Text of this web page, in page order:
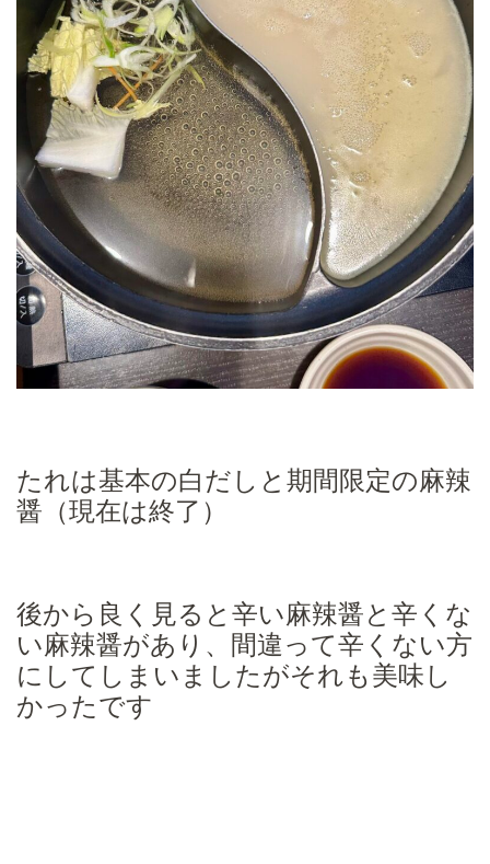
たれは基本の白だしと期間限定の麻辣
醤（現在は終了）
後から良く見ると辛い麻辣醤と辛くな
い麻辣醤があり、間違って辛くない方
にしてしまいましたがそれも美味し
かったです